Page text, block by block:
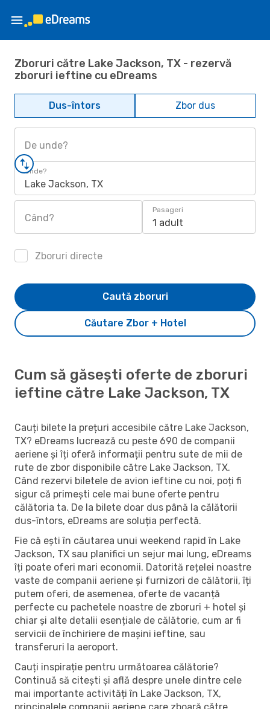
Zboruri către Lake Jackson, TX - rezervă
zboruri ieftine cu eDreams
Dus-întors Zbor dus
De unde?
Unde?
Lake Jackson, TX
Când?
Pasageri
1 adult
Zboruri directe
Căutare Zbor + Hotel
Caută zboruri
Cum să găsești oferte de zboruri
ieftine către Lake Jackson, TX
Cauți bilete la prețuri accesibile către Lake Jackson,
TX? eDreams lucrează cu peste 690 de companii
aeriene și îți oferă informații pentru sute de mii de
rute de zbor disponibile către Lake Jackson, TX.
Când rezervi biletele de avion ieftine cu noi, poți fi
sigur că primești cele mai bune oferte pentru
călătoria ta. De la bilete doar dus până la călătorii
dus-întors, eDreams are soluția perfectă.
Fie că ești în căutarea unui weekend rapid în Lake
Jackson, TX sau planifici un sejur mai lung, eDreams
îți poate oferi mari economii. Datorită rețelei noastre
vaste de companii aeriene și furnizori de călătorii, îți
putem oferi, de asemenea, oferte de vacanță
perfecte cu pachetele noastre de zboruri + hotel și
chiar și alte detalii esențiale de călătorie, cum ar fi
servicii de închiriere de mașini ieftine, sau
transferuri la aeroport.
Cauți inspirație pentru următoarea călătorie?
Continuă să citești și află despre unele dintre cele
mai importante activități în Lake Jackson, TX,